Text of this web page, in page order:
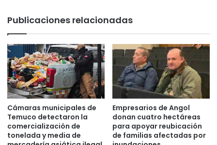
t
é
d
e
n
u
n
i
a
n
u
e
g
o
s
d
e
L
a
A
r
a
Publicaciones relacionadas
Cámaras municipales de
Temuco detectaron la
comercialización de
tonelada y media de
Empresarios de Angol
donan cuatro hectáreas
para apoyar reubicación
de familias afectadas por